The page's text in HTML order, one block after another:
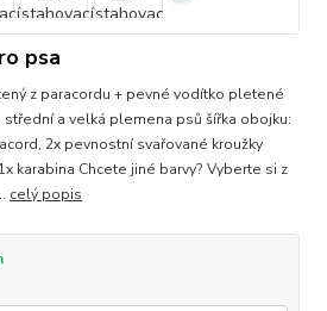
psa
z paracordu + pevné vodítko pletené
a velká plemena psů šířka obojku:
2x pevnostní svařované kroužky
karabina Chcete jiné barvy? Vyberte si z
celý popis